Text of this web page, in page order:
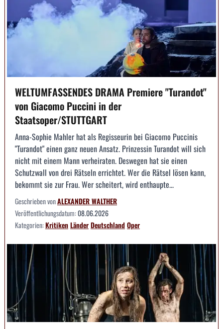
WELTUMFASSENDES DRAMA Premiere "Turandot"
von Giacomo Puccini in der
Staatsoper/STUTTGART
Anna-Sophie Mahler hat als Regisseurin bei Giacomo Puccinis
"Turandot" einen ganz neuen Ansatz. Prinzessin Turandot will sich
nicht mit einem Mann verheiraten. Deswegen hat sie einen
Schutzwall von drei Rätseln errichtet. Wer die Rätsel lösen kann,
bekommt sie zur Frau. Wer scheitert, wird enthaupte...
Geschrieben vonALEXANDER WALTHER
Veröffentlichungsdatum:08.06.2026
Kategorien:KritikenLänderDeutschlandOper